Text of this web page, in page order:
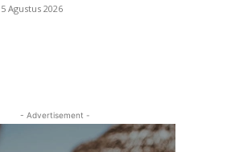
5 Agustus 2026
- Advertisement -